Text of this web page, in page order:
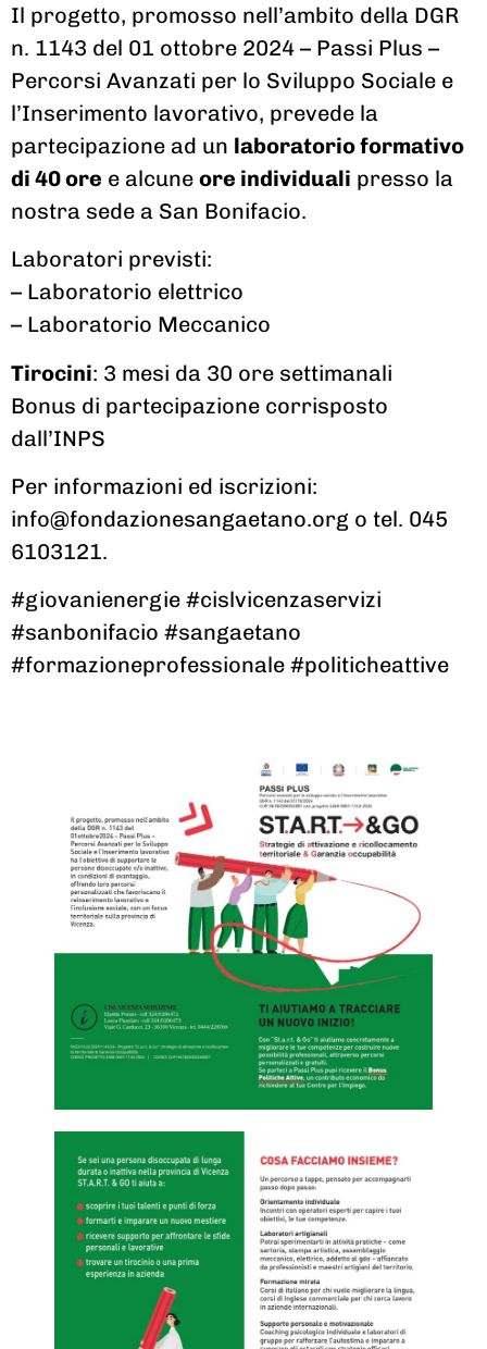
Il progetto, promosso nell’ambito della DGR
n. 1143 del 01 ottobre 2024 – Passi Plus –
Percorsi Avanzati per lo Sviluppo Sociale e
l’Inserimento lavorativo, prevede la
partecipazione ad un laboratorio formativo
di 40 ore e alcune ore individuali presso la
nostra sede a San Bonifacio.
Laboratori previsti:
– Laboratorio elettrico
– Laboratorio Meccanico
Tirocini: 3 mesi da 30 ore settimanali
Bonus di partecipazione corrisposto
dall’INPS
Per informazioni ed iscrizioni:
info@fondazionesangaetano.org o tel. 045
6103121.
#giovanienergie #cislvicenzaservizi
#sanbonifacio #sangaetano
#formazioneprofessionale #politicheattive